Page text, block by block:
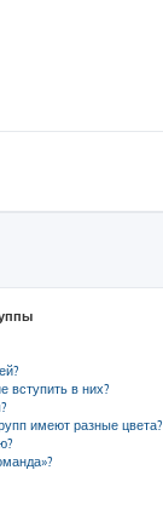
вступить в них?
имеют разные цвета?